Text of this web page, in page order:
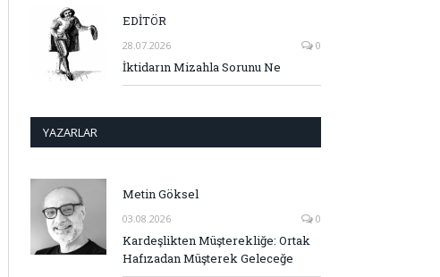
EDİTÖR
28.07.2026 0
İktidarın Mizahla Sorunu Ne
YAZARLAR
Metin Göksel
03.08.2026 0
Kardeşlikten Müşterekliğe: Ortak
Hafızadan Müşterek Geleceğe